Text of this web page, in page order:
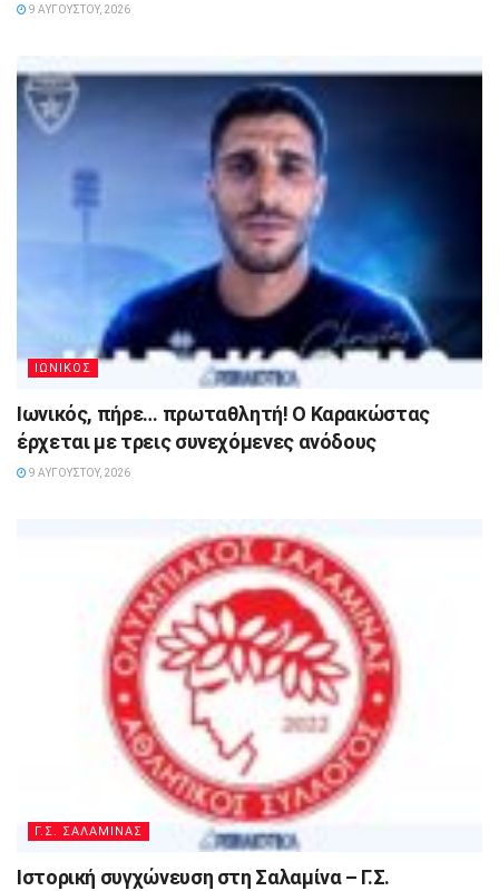
9 ΑΥΓΟΎΣΤΟΥ, 2026
ΙΩΝΙΚΟΣ
Ιωνικός, πήρε… πρωταθλητή! Ο Καρακώστας
έρχεται με τρεις συνεχόμενες ανόδους
9 ΑΥΓΟΎΣΤΟΥ, 2026
Γ.Σ. ΣΑΛΑΜΙΝΑΣ
Ιστορική συγχώνευση στη Σαλαμίνα – Γ.Σ.